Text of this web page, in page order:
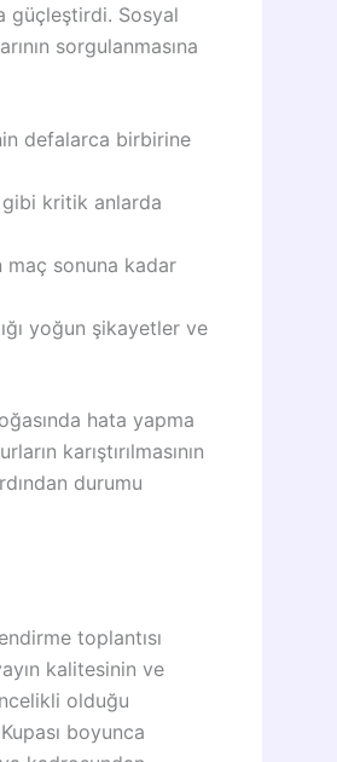
güçleştirdi. Sosyal
sorgulanmasına
defalarca birbirine
kritik anlarda
maç sonuna kadar
yoğun şikayetler ve
hata yapma
karıştırılmasının
durumu
toplantısı
kalitesinin ve
olduğu
boyunca